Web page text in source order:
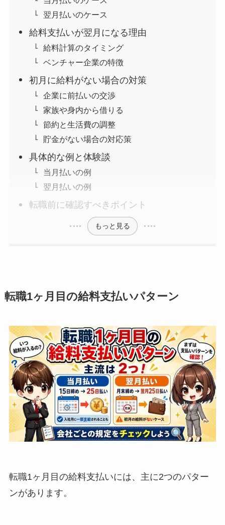
翌月払いのケース
給料支払いが翌月になる理由
給料計算のタイミング
ベンチャー企業の特徴
初月に給料がない場合の対策
企業に前払いの交渉
家族や身内から借りる
節約と生活費の調整
貯金がない場合の対応策
具体的な例と体験談
当月払いの例
翌月払いの例
転職前に確認すべきポイント
もっと見る
転職1ヶ月目の給料支払いパターン
転職1ヶ月目の給料支払いには、主に2つのパター
ンがあります。